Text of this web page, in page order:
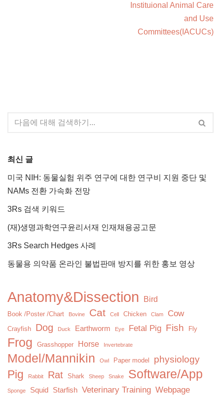
Instituional Animal Care
and Use
Committees(IACUCs)
최신 글
미국 NIH: 동물실험 위주 연구에 대한 연구비 지원 중단 및
NAMs 전환 가속화 전망
3Rs 검색 키워드
(재)생명과학연구윤리서재 인재채용공고문
3Rs Search Hedges 사례
동물용 의약품 온라인 불법판매 방지를 위한 홍보 영상
Anatomy&Dissection Bird
Book /Poster /Chart Bovine Cat Cell Chicken Clam Cow
Crayfish Dog Duck Earthworm Eye Fetal Pig Fish Fly
Frog Grasshopper Horse Invertebrate
Model/Mannikin Owl Paper model physiology
Pig Rabbit Rat Shark Sheep Snake Software/App
Sponge Squid Starfish Veterinary Training Webpage